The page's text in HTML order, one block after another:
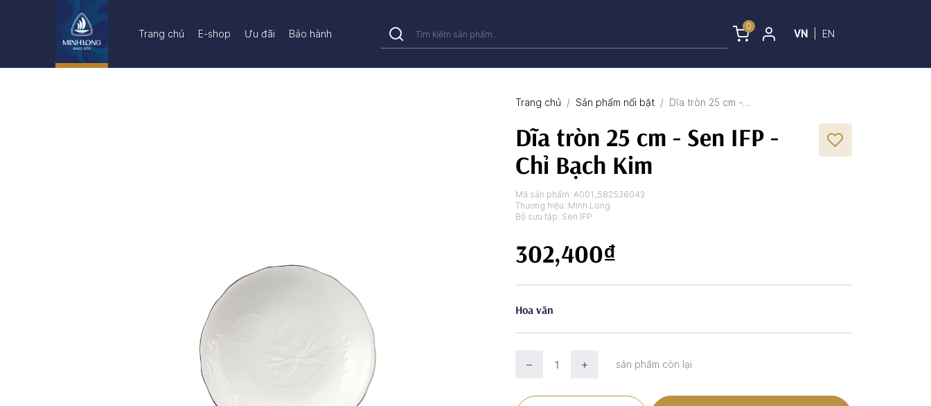
Trang chủ E-shop Ưu đãi Bảo hành
0
VN EN
Trang chủ Sản phẩm nổi bật Dĩa tròn 25 cm -...
Dĩa tròn 25 cm - Sen IFP -
Chỉ Bạch Kim
Mã sản phẩm:A001_582536043
Thương hiệu: Minh Long
Bộ sưu tập: Sen IFP
302,400₫
Hoa văn
sản phẩm còn lại